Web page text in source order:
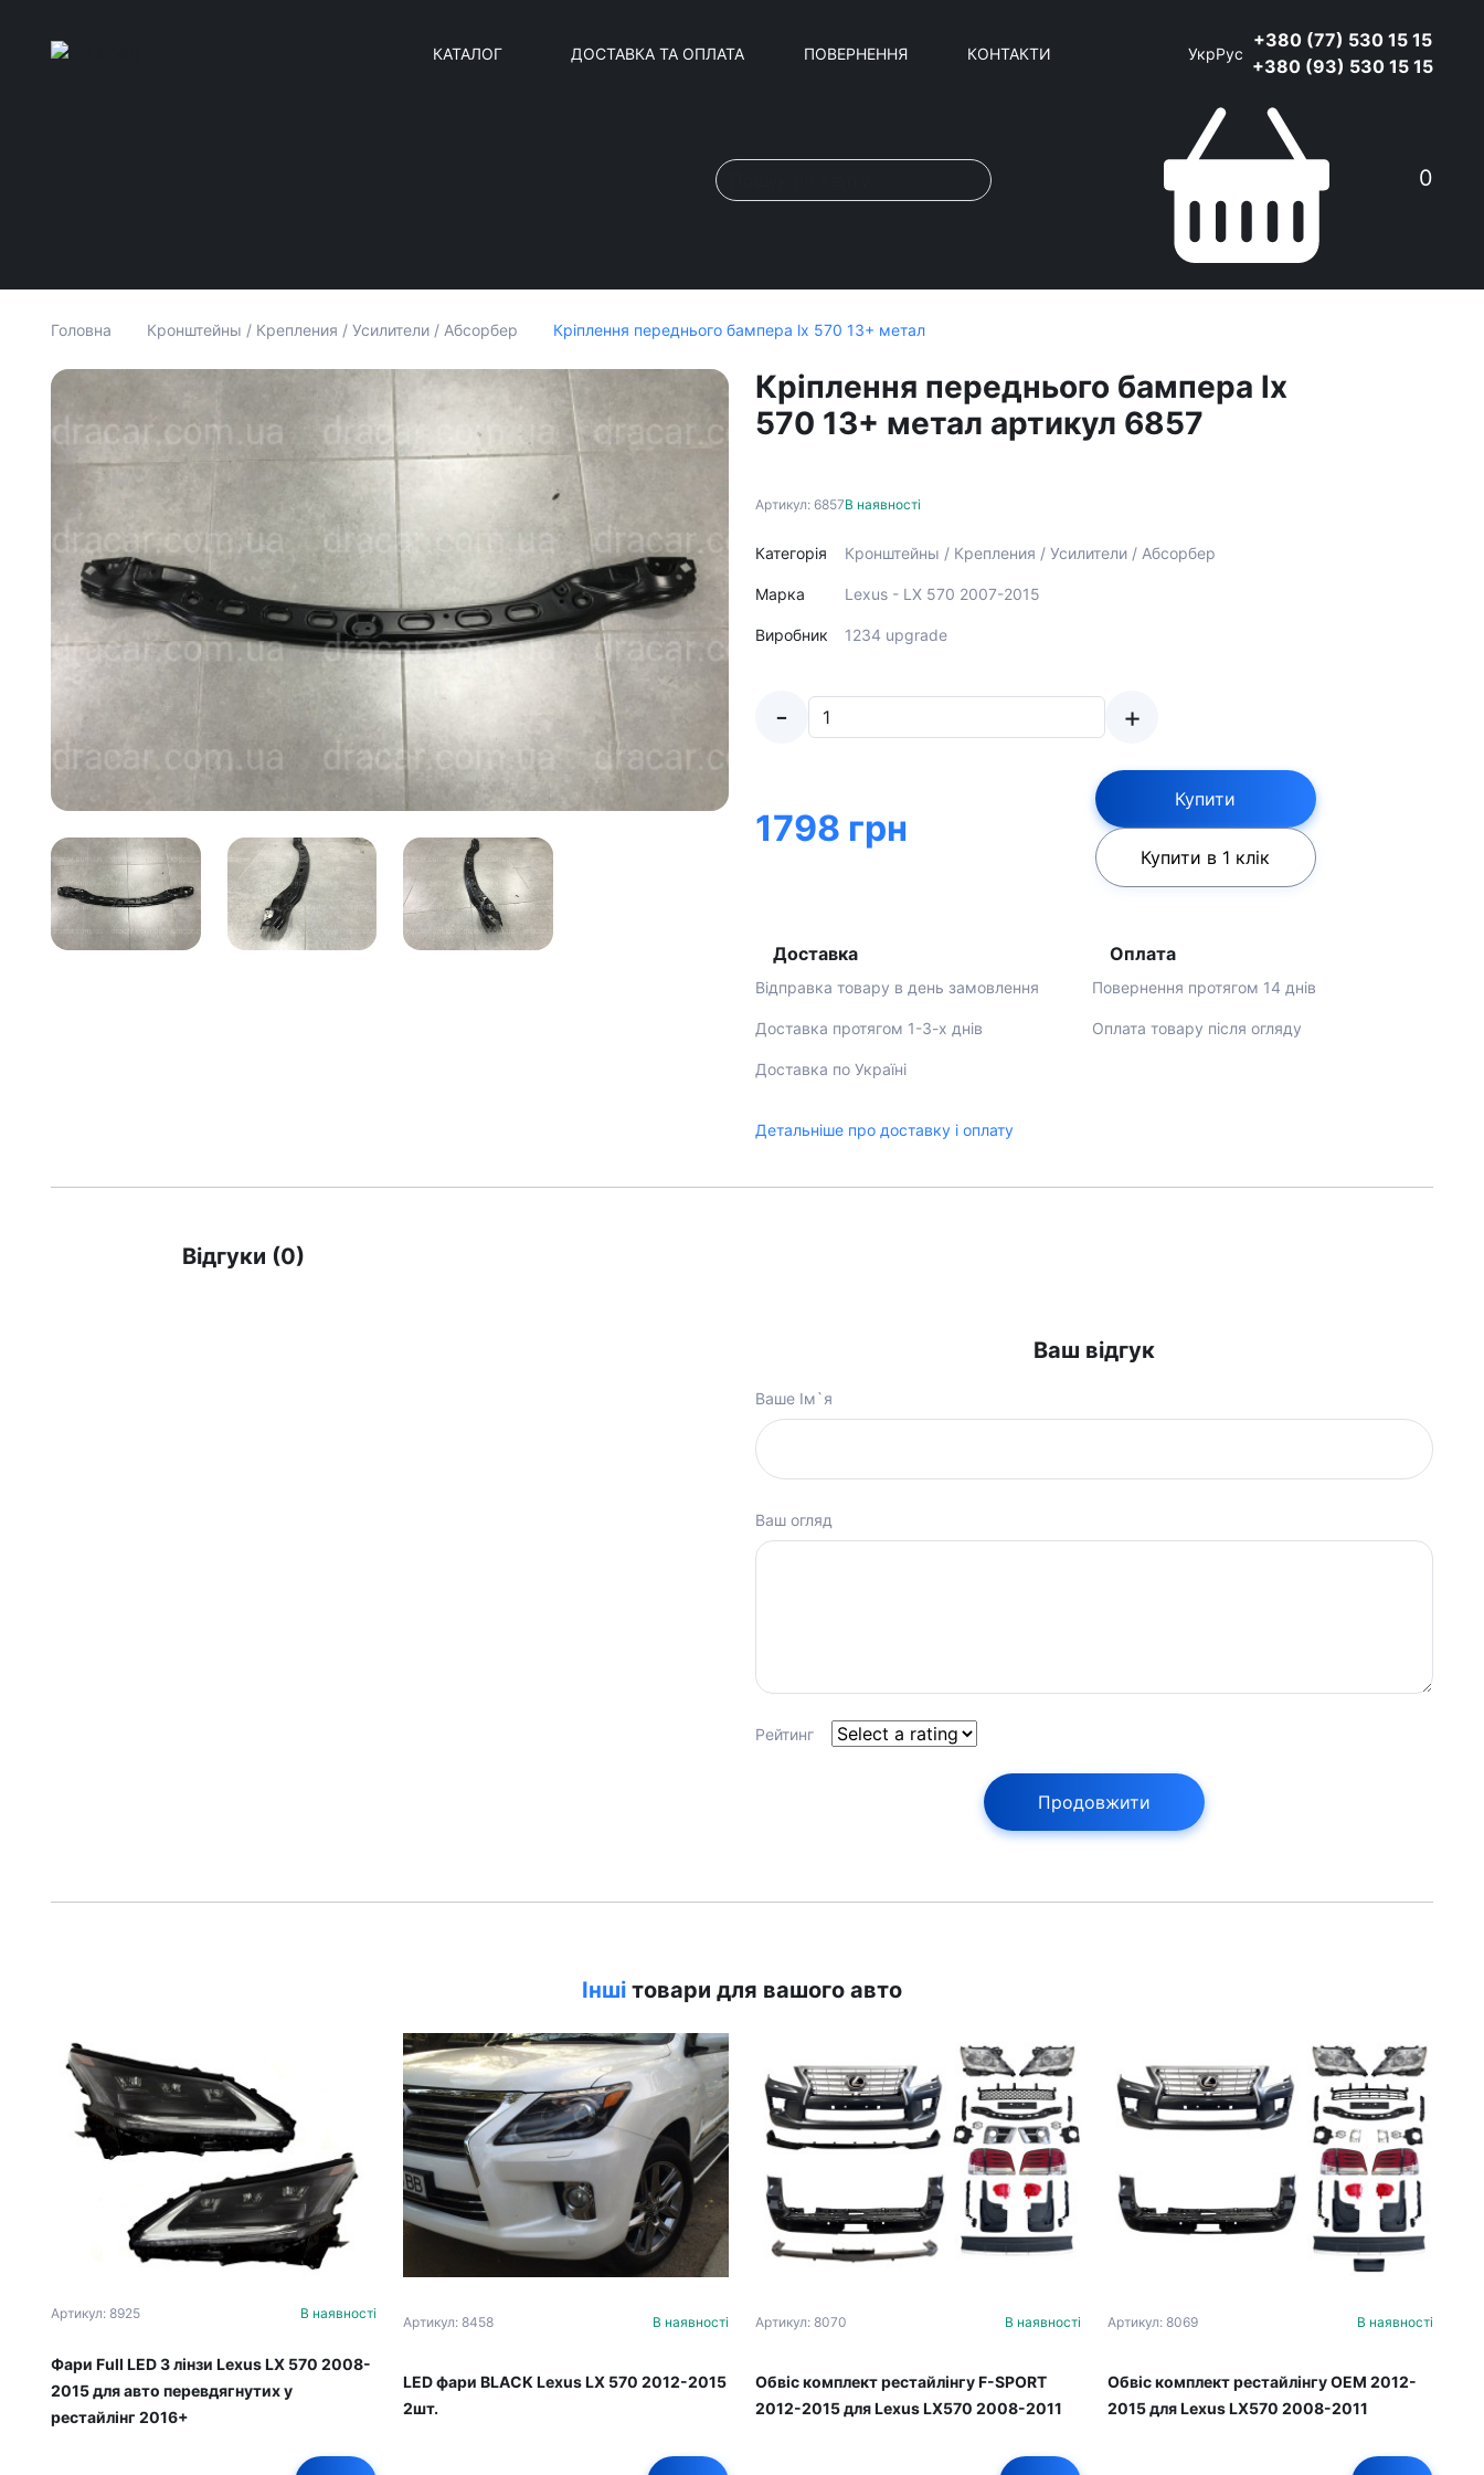
КАТАЛОГ ДОСТАВКА ТА ОПЛАТА ПОВЕРНЕННЯ КОНТАКТИ УкрРус
+380 (77) 530 15 15
+380 (93) 530 15 15
0
Головна Кронштейны / Крепления / Усилители / Абсорбер Кріплення переднього бампера lx 570 13+ метал
Кріплення переднього бампера lx
570 13+ метал артикул 6857
Артикул: 6857
Категорія
Марка
Виробник
В наявності
Кронштейны / Крепления / Усилители / Абсорбер
Lexus - LX 570 2007-2015
1234 upgrade
- +
1798 грн
Купити
Купити в 1 клік
Доставка
Відправка товару в день замовлення
Доставка протягом 1-3-х днів
Доставка по Україні
Оплата
Повернення протягом 14 днів
Оплата товару після огляду
Детальніше про доставку і оплату
Відгуки (0)
Ваш відгук
Ваше Ім`я
Ваш огляд
Рейтинг
Продовжити
Інші товари для вашого авто
Артикул: 8925 В наявності
Фари Full LED 3 лінзи Lexus LX 570 2008-
2015 для авто перевдягнутих у
рестайлінг 2016+
Артикул: 8458 В наявності
LED фари BLACK Lexus LX 570 2012-2015
2шт.
Артикул: 8070 В наявності
Обвіс комплект рестайлінгу F-SPORT
2012-2015 для Lexus LX570 2008-2011
Артикул: 8069 В наявності
Обвіс комплект рестайлінгу OEM 2012-
2015 для Lexus LX570 2008-2011